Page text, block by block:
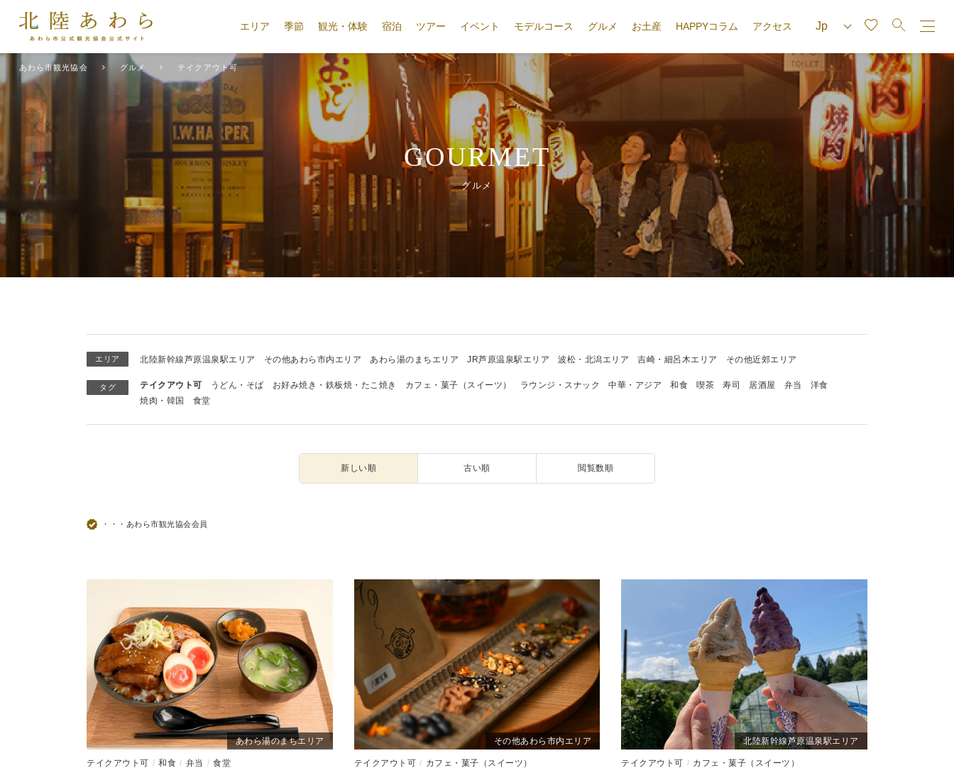
エリア 季節 観光・体験 宿泊 ツアー イベント モデルコース グルメ お土産 HAPPYコラム アクセス
あわら市観光協会 グルメ テイクアウト可
GOURMET
グルメ
エリア 北陸新幹線芦原温泉駅エリア その他あわら市内エリア あわら湯のまちエリア JR芦原温泉駅エリア 波松・北潟エリア 吉崎・細呂木エリア その他近郊エリア
タグ テイクアウト可 うどん・そば お好み焼き・鉄板焼・たこ焼き カフェ・菓子（スイーツ） ラウンジ・スナック 中華・アジア 和食 喫茶 寿司 居酒屋 弁当
洋食
焼肉・韓国
食堂
新しい順 古い順 閲覧数順
・・・あわら市観光協会会員
あわら湯のまちエリア
テイクアウト可 和食 弁当 食堂
その他あわら市内エリア
テイクアウト可 カフェ・菓子（スイーツ）
北陸新幹線芦原温泉駅エリア
テイクアウト可 カフェ・菓子（スイーツ）